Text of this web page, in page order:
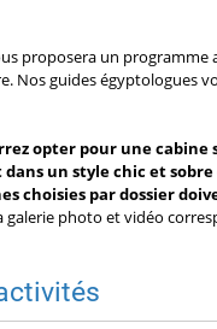
proposera un programme
Nos guides égyptologues
opter pour une
un style chic et
choisies par dossier
galerie photo et vidéo